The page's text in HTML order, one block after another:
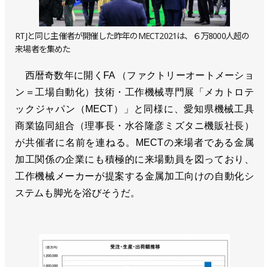
RTJと同じ主催者が開催した昨年のMECT2021は、６万8000人超の
来場者を集めた
西暦奇数年に開くFA （ファクトリーオートメーショ
ン＝工場自動化）技術・工作機械専門展「メカトロテ
ックジャパン（MECT）」と同様に、愛知県機械工具
商業協同組合（理事長・水谷隆彦ミズタニ機販社長）
が共催者に名前を連ねる。MECTの来場者である金属
加工関係の企業にも積極的に来場動員を図っており、
工作機械メーカーが提案する金属加工向けの自動化シ
ステムも脚光を浴びそうだ。